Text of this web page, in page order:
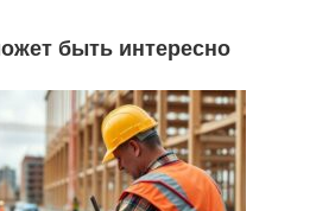
быть интересно